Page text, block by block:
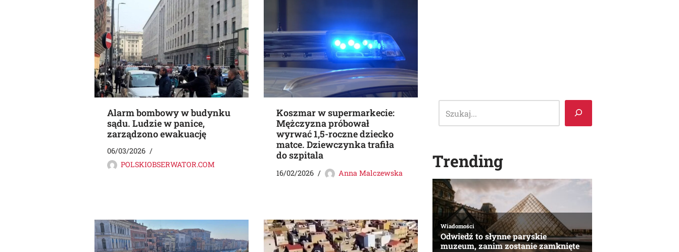
Alarm bombowy w budynku
sądu. Ludzie w panice,
zarządzono ewakuację
06/03/2026
POLSKIOBSERWATOR.COM
Koszmar w supermarkecie:
Mężczyzna próbował
wyrwać 1,5-roczne dziecko
matce. Dziewczynka trafiła
do szpitala
16/02/2026 Anna Malczewska
Trending